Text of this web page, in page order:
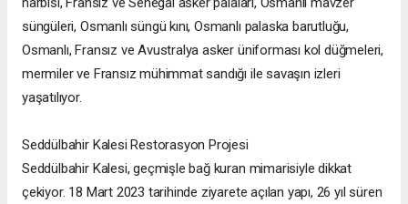
süngüleri, Osmanlı süngü kını, Osmanlı palaska barutluğu,
Osmanlı, Fransız ve Avustralya asker üniforması kol düğmeleri,
mermiler ve Fransız mühimmat sandığı ile savaşın izleri
yaşatılıyor.
Seddülbahir Kalesi Restorasyon Projesi
Seddülbahir Kalesi, geçmişle bağ kuran mimarisiyle dikkat
çekiyor. 18 Mart 2023 tarihinde ziyarete açılan yapı, 26 yıl süren